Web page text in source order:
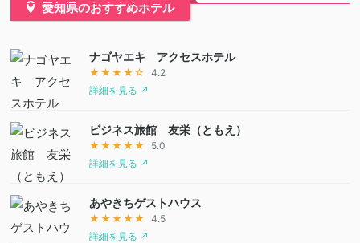
愛知県のおすすめホテル
ナゴヤエキ アクセスホテル
★★★★☆
4.2
詳細を見る ↗
ビジネス旅館 友栄（ともえ）
★★★★★
5.0
詳細を見る ↗
あやきちゲストハウス
★★★★★
4.5
詳細を見る ↗